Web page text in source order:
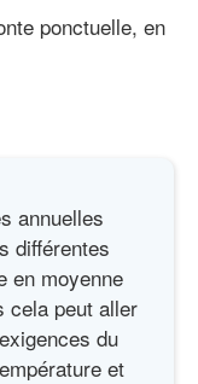
ponctuelle, en
annuelles
différentes
en moyenne
cela peut aller
du
et